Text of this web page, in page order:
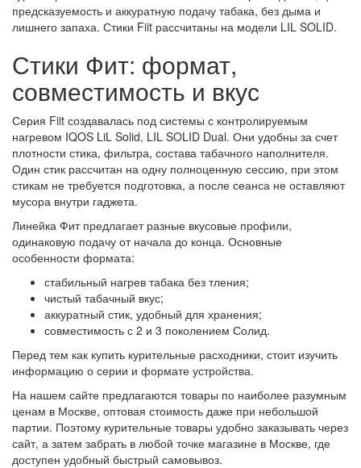
предсказуемость и аккуратную подачу табака, без дыма и
лишнего запаха. Стики Fiit рассчитаны на модели LIL SOLID.
Стики Фит: формат,
совместимость и вкус
Серия Fiit создавалась под системы с контролируемым
нагревом IQOS LiL Solid, LIL SOLID Dual. Они удобны за счет
плотности стика, фильтра, состава табачного наполнителя.
Один стик рассчитан на одну полноценную сессию, при этом
стикам не требуется подготовка, а после сеанса не оставляют
мусора внутри гаджета.
Линейка Фит предлагает разные вкусовые профили,
одинаковую подачу от начала до конца. Основные
особенности формата:
стабильный нагрев табака без тления;
чистый табачный вкус;
аккуратный стик, удобный для хранения;
совместимость с 2 и 3 поколением Солид.
Перед тем как купить курительные расходники, стоит изучить
информацию о серии и формате устройства.
На нашем сайте предлагаются товары по наиболее разумным
ценам в Москве, оптовая стоимость даже при небольшой
партии. Поэтому курительные товары удобно заказывать через
сайт, а затем забрать в любой точке магазине в Москве, где
доступен удобный быстрый самовывоз.